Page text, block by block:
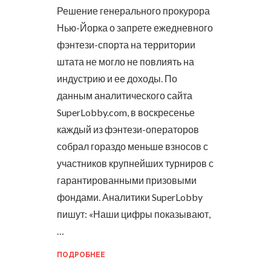
Решение генерального прокурора
Нью-Йорка о запрете ежедневного
фэнтези-спорта на территории
штата не могло не повлиять на
индустрию и ее доходы. По
данным аналитического сайта
SuperLobby.com, в воскресенье
каждый из фэнтези-операторов
собрал гораздо меньше взносов с
участников крупнейших турниров с
гарантированными призовыми
фондами.Аналитики SuperLobby
пишут: «Наши цифры показывают,
…
ПОДРОБНЕЕ